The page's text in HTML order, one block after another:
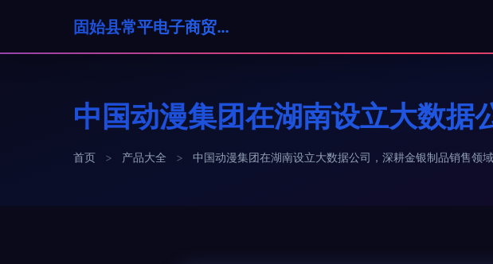
固始县常平电子商贸有限公司
中国动漫集团在湖南设立大数据
首页 > 产品大全 > 中国动漫集团在湖南设立大数据公司，深耕金银制品销售领域